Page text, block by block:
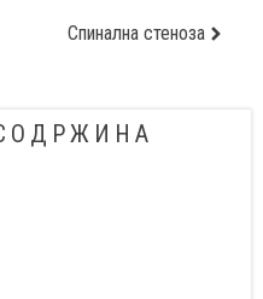
Спинална стеноза